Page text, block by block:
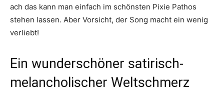
ach das kann man einfach im schönsten Pixie Pathos
stehen lassen. Aber Vorsicht, der Song macht ein wenig
verliebt!
Ein wunderschöner satirisch-
melancholischer Weltschmerz